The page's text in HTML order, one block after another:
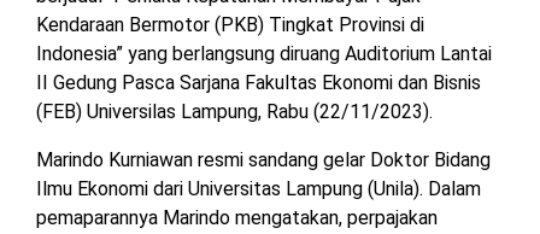
DPRD
TULANG
BAWANG
TULANG
BAWANG
Kendaraan Bermotor (PKB) Tingkat Provinsi di
Indonesia” yang berlangsung diruang Auditorium Lantai
II Gedung Pasca Sarjana Fakultas Ekonomi dan Bisnis
(FEB) Universilas Lampung, Rabu (22/11/2023).
Marindo Kurniawan resmi sandang gelar Doktor Bidang
Ilmu Ekonomi dari Universitas Lampung (Unila). Dalam
pemaparannya Marindo mengatakan, perpajakan